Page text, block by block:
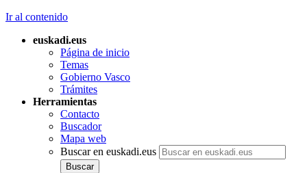
Ir al contenido
euskadi.eus
Página de inicio
Temas
Gobierno Vasco
Trámites
Herramientas
Contacto
Buscador
Mapa web
Buscar en euskadi.eus